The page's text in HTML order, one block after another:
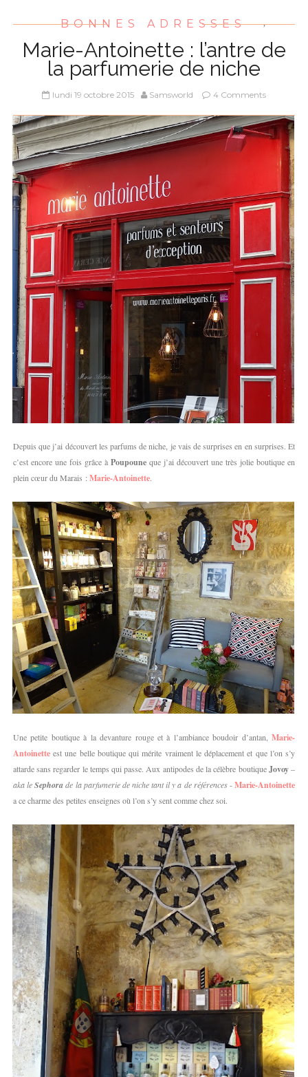
BONNES ADRESSES ,
Marie-Antoinette : l’antre de
la parfumerie de niche
lundi 19 octobre 2015 Samsworld 4 Comments
Depuis que j’ai découvert les parfums de niche, je vais de surprises en en surprises. Et
c’est encore une fois grâce à Poupoune que j’ai découvert une très jolie boutique en
plein cœur du Marais : Marie-Antoinette.
Une petite boutique à la devanture rouge et à l’ambiance boudoir d’antan, Marie-
Antoinette est une belle boutique qui mérite vraiment le déplacement et que l’on s’y
attarde sans regarder le temps qui passe. Aux antipodes de la célèbre boutiqueJovoy–
aka leSephorade la parfumerie de niche tant il y a de références-Marie-Antoinette
a ce charme des petites enseignes où l’on s’y sent comme chez soi.